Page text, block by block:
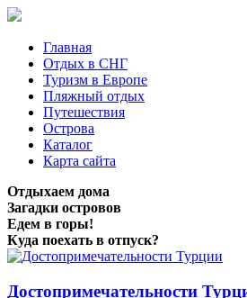
Главная
Отдых в СНГ
Туризм в Европе
Пляжный отдых
Путешествия
Острова
Каталог
Карта сайта
Отдыхаем дома
Загадки островов
Едем в горы!
Куда поехать в отпуск?
Достопримечательности